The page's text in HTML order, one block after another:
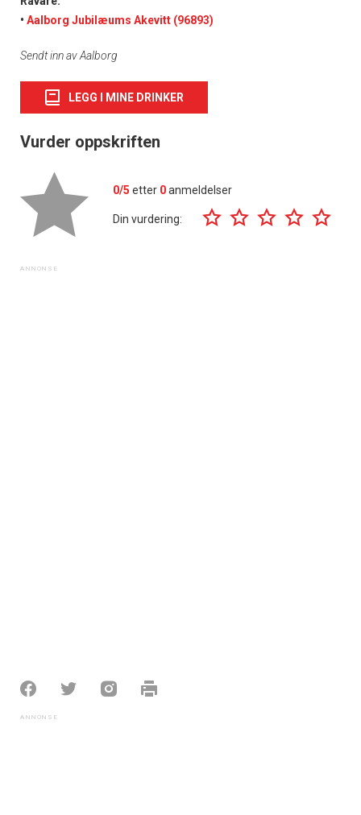
• Aalborg Jubilæums Akevitt (96893)
Sendt inn av Aalborg
LEGG I MINE DRINKER
Vurder oppskriften
0/5 etter 0anmeldelser
Din vurdering: